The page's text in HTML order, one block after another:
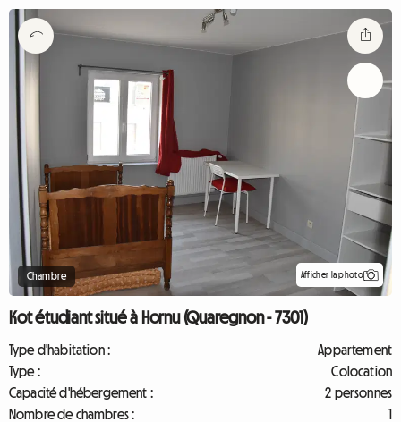
Chambre Afficher la photo
Kot étudiant situé à Hornu (Quaregnon - 7301)
Type d'habitation :
Appartement
Type :
Colocation
Capacité d'hébergement :
2 personnes
Nombre de chambres :
1